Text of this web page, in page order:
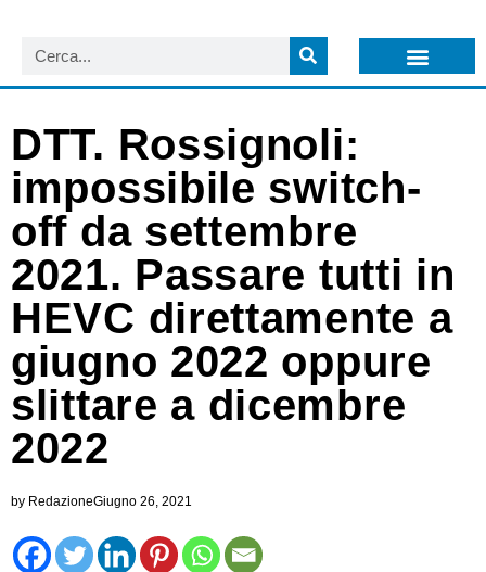
DTT. Rossignoli:
impossibile switch-
off da settembre
2021. Passare tutti in
HEVC direttamente a
giugno 2022 oppure
slittare a dicembre
2022
by RedazioneGiugno 26, 2021